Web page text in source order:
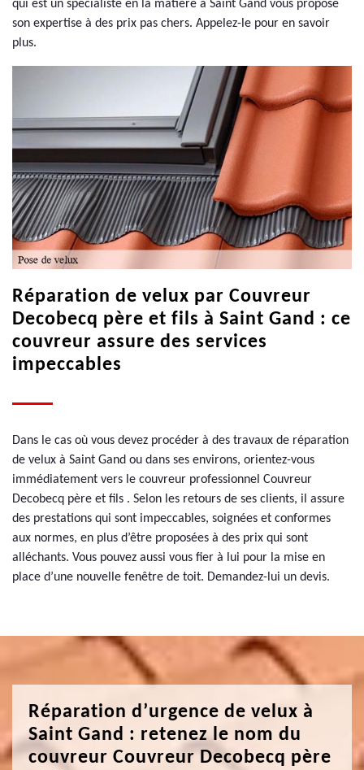
qui est un spécialiste en la matière à Saint Gand vous propose
son expertise à des prix pas chers. Appelez-le pour en savoir
plus.
Réparation de velux par Couvreur
Decobecq père et fils à Saint Gand : ce
couvreur assure des services
impeccables
Dans le cas où vous devez procéder à des travaux de réparation
de velux à Saint Gand ou dans ses environs, orientez-vous
immédiatement vers le couvreur professionnel Couvreur
Decobecq père et fils . Selon les retours de ses clients, il assure
des prestations qui sont impeccables, soignées et conformes
aux normes, en plus d’être proposées à des prix qui sont
alléchants. Vous pouvez aussi vous fier à lui pour la mise en
place d’une nouvelle fenêtre de toit. Demandez-lui un devis.
Réparation d’urgence de velux à
Saint Gand : retenez le nom du
couvreur Couvreur Decobecq père